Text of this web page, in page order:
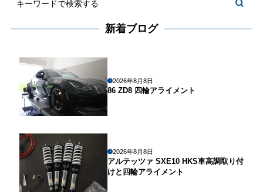
新着ブログ
2026年8月8日
86 ZD8 四輪アライメント
2026年8月8日
アルテッツァ SXE10 HKS車高調取り付
けと四輪アライメント